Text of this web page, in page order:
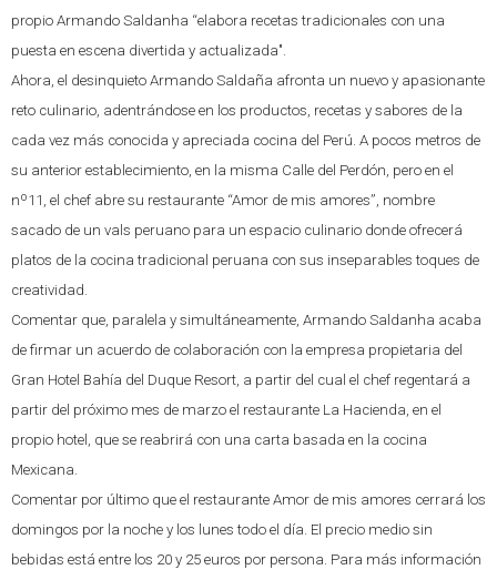
propio Armando Saldanha “elabora recetas tradicionales con una
puesta en escena divertida y actualizada".
Ahora, el desinquieto Armando Saldaña afronta un nuevo y apasionante
reto culinario, adentrándose en los productos, recetas y sabores de la
cada vez más conocida y apreciada cocina del Perú. A pocos metros de
su anterior establecimiento, en la misma Calle del Perdón, pero en el
nº11, el chef abre su restaurante “Amor de mis amores”, nombre
sacado de un vals peruano para un espacio culinario donde ofrecerá
platos de la cocina tradicional peruana con sus inseparables toques de
creatividad.
Comentar que, paralela y simultáneamente, Armando Saldanha acaba
de firmar un acuerdo de colaboración con la empresa propietaria del
Gran Hotel Bahía del Duque Resort, a partir del cual el chef regentará a
partir del próximo mes de marzo el restaurante La Hacienda, en el
propio hotel, que se reabrirá con una carta basada en la cocina
Mexicana.
Comentar por último que el restaurante Amor de mis amores cerrará los
domingos por la noche y los lunes todo el día. El precio medio sin
bebidas está entre los 20 y 25 euros por persona. Para más información